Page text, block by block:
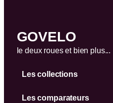
GOVELO
le deux roues et bien plus...
Les collections
Les comparateurs